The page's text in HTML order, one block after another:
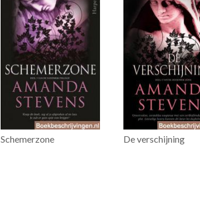
Schemerzone De verschijning